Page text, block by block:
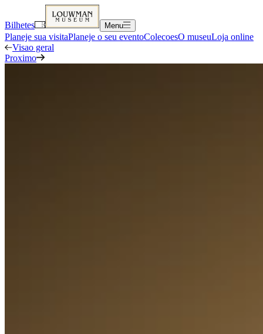
Bilhetes Menu
Planeje sua visitaPlaneje o seu eventoColecoesO museuLoja online
Visao geral
Proximo